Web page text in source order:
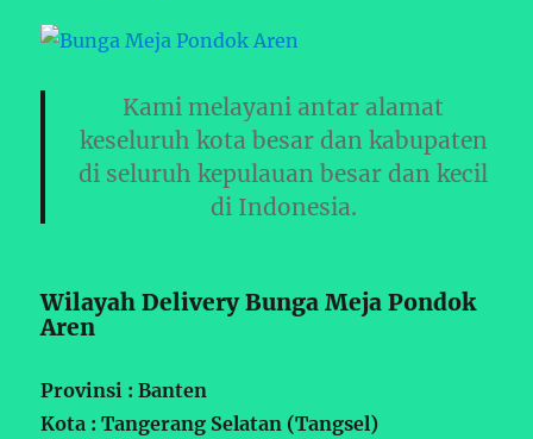
Kami melayani antar alamat
keseluruh kota besar dan kabupaten
di seluruh kepulauan besar dan kecil
di Indonesia.
Wilayah Delivery Bunga Meja Pondok
Aren
Provinsi : Banten
Kota : Tangerang Selatan (Tangsel)